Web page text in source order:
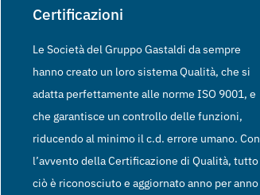
Certificazioni
Le Società del Gruppo Gastaldi da sempre
hanno creato un loro sistema Qualità, che si
adatta perfettamente alle norme ISO 9001, e
che garantisce un controllo delle funzioni,
riducendo al minimo il c.d. errore umano. Con
l’avvento della Certificazione di Qualità, tutto
ciò è riconosciuto e aggiornato anno per anno